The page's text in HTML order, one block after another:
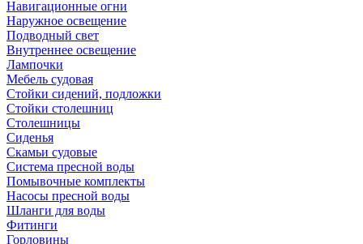
Навигационные огни
Наружное освещение
Подводный свет
Внутреннее освещение
Лампочки
Мебель судовая
Стойки сидений, подложки
Стойки столешниц
Столешницы
Сиденья
Скамьи судовые
Система пресной воды
Помывочные комплекты
Насосы пресной воды
Шланги для воды
Фитинги
Горловины